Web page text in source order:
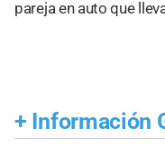
pareja en auto que
+ Información